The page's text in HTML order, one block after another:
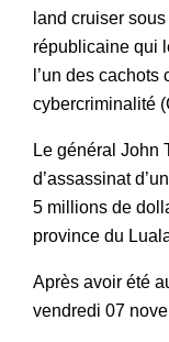
land cruiser
républicaine qui
l’un des
cybercriminalité
Le général John
d’assassinat
5 millions de
province du
Après avoir été
vendredi 07